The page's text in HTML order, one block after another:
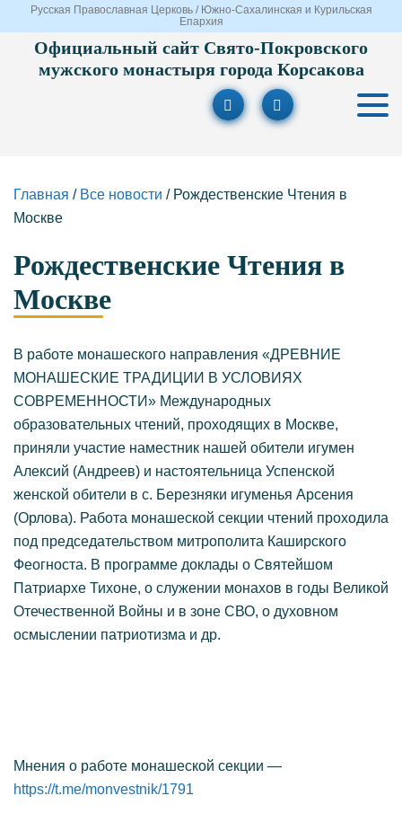
Русская Православная Церковь / Южно-Сахалинская и Курильская
Епархия
Официальный сайт Свято-Покровского
мужского монастыря города Корсакова
Главная / Все новости / Рождественские Чтения в
Москве
Рождественские Чтения в
Москве
В работе монашеского направления «ДРЕВНИЕ
МОНАШЕСКИЕ ТРАДИЦИИ В УСЛОВИЯХ
СОВРЕМЕННОСТИ» Международных
образовательных чтений, проходящих в Москве,
приняли участие наместник нашей обители игумен
Алексий (Андреев) и настоятельница Успенской
женской обители в с. Березняки игуменья Арсения
(Орлова). Работа монашеской секции чтений проходила
под председательством митрополита Каширского
Феогноста. В программе доклады о Святейшом
Патриархе Тихоне, о служении монахов в годы Великой
Отечественной Войны и в зоне СВО, о духовном
осмыслении патриотизма и др.
Мнения о работе монашеской секции —
https://t.me/monvestnik/1791